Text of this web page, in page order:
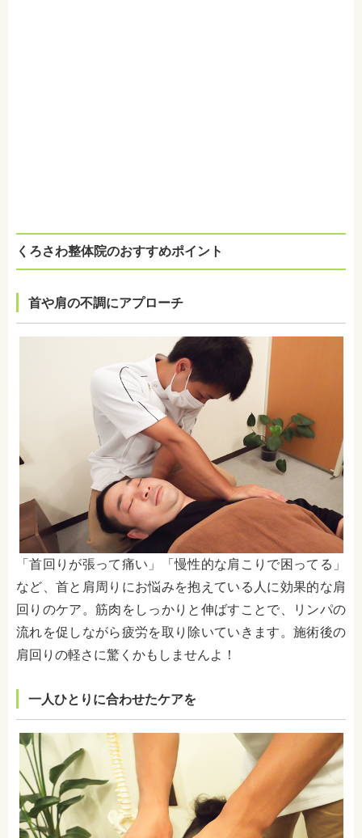
くろさわ整体院のおすすめポイント
首や肩の不調にアプローチ
「首回りが張って痛い」「慢性的な肩こりで困ってる」
など、首と肩周りにお悩みを抱えている人に効果的な肩
回りのケア。筋肉をしっかりと伸ばすことで、リンパの
流れを促しながら疲労を取り除いていきます。施術後の
肩回りの軽さに驚くかもしませんよ！
一人ひとりに合わせたケアを